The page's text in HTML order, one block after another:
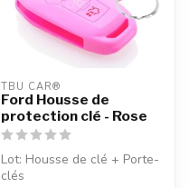
TBU CAR®
Ford Housse de
protection clé - Rose
Lot: Housse de clé + Porte-
clés